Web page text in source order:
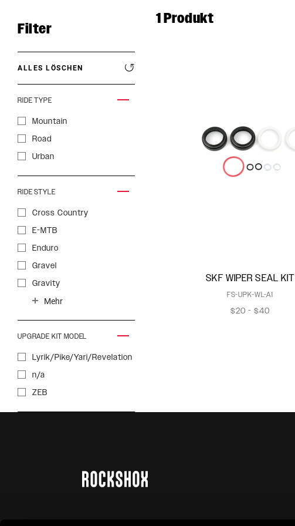
Filter
ALLES LÖSCHEN
RIDE TYPE
Mountain
Road
Urban
RIDE STYLE
Cross Country
E-MTB
Enduro
Gravel
Gravity
Trail
Trekking
Mehr
UPGRADE KIT MODEL
Lyrik/Pike/Yari/Revelation
n/a
ZEB
1Produkt
SKF WIPER SEAL KIT
FS-UPK-WL-A1
$20 - $40